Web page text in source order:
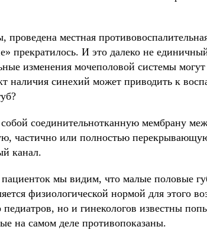
проведена местная
прекратилось. И это далеко не
изменения мочеполовой системы
наличия синехий может приводить к
соединительнотканную мембрану
частично или полностью
канал.
мы видим, что малые половые
физиологической нормой для этого
педиатров, но и гинекологов известны
на самом деле противопоказаны.